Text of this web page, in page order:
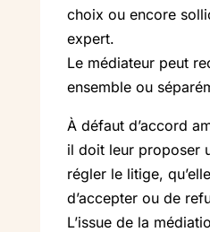
choix ou encore
expert.
Le médiateur peut
ensemble ou
À défaut d’accord
il doit leur proposer
régler le litige,
d’accepter ou de
L’issue de la